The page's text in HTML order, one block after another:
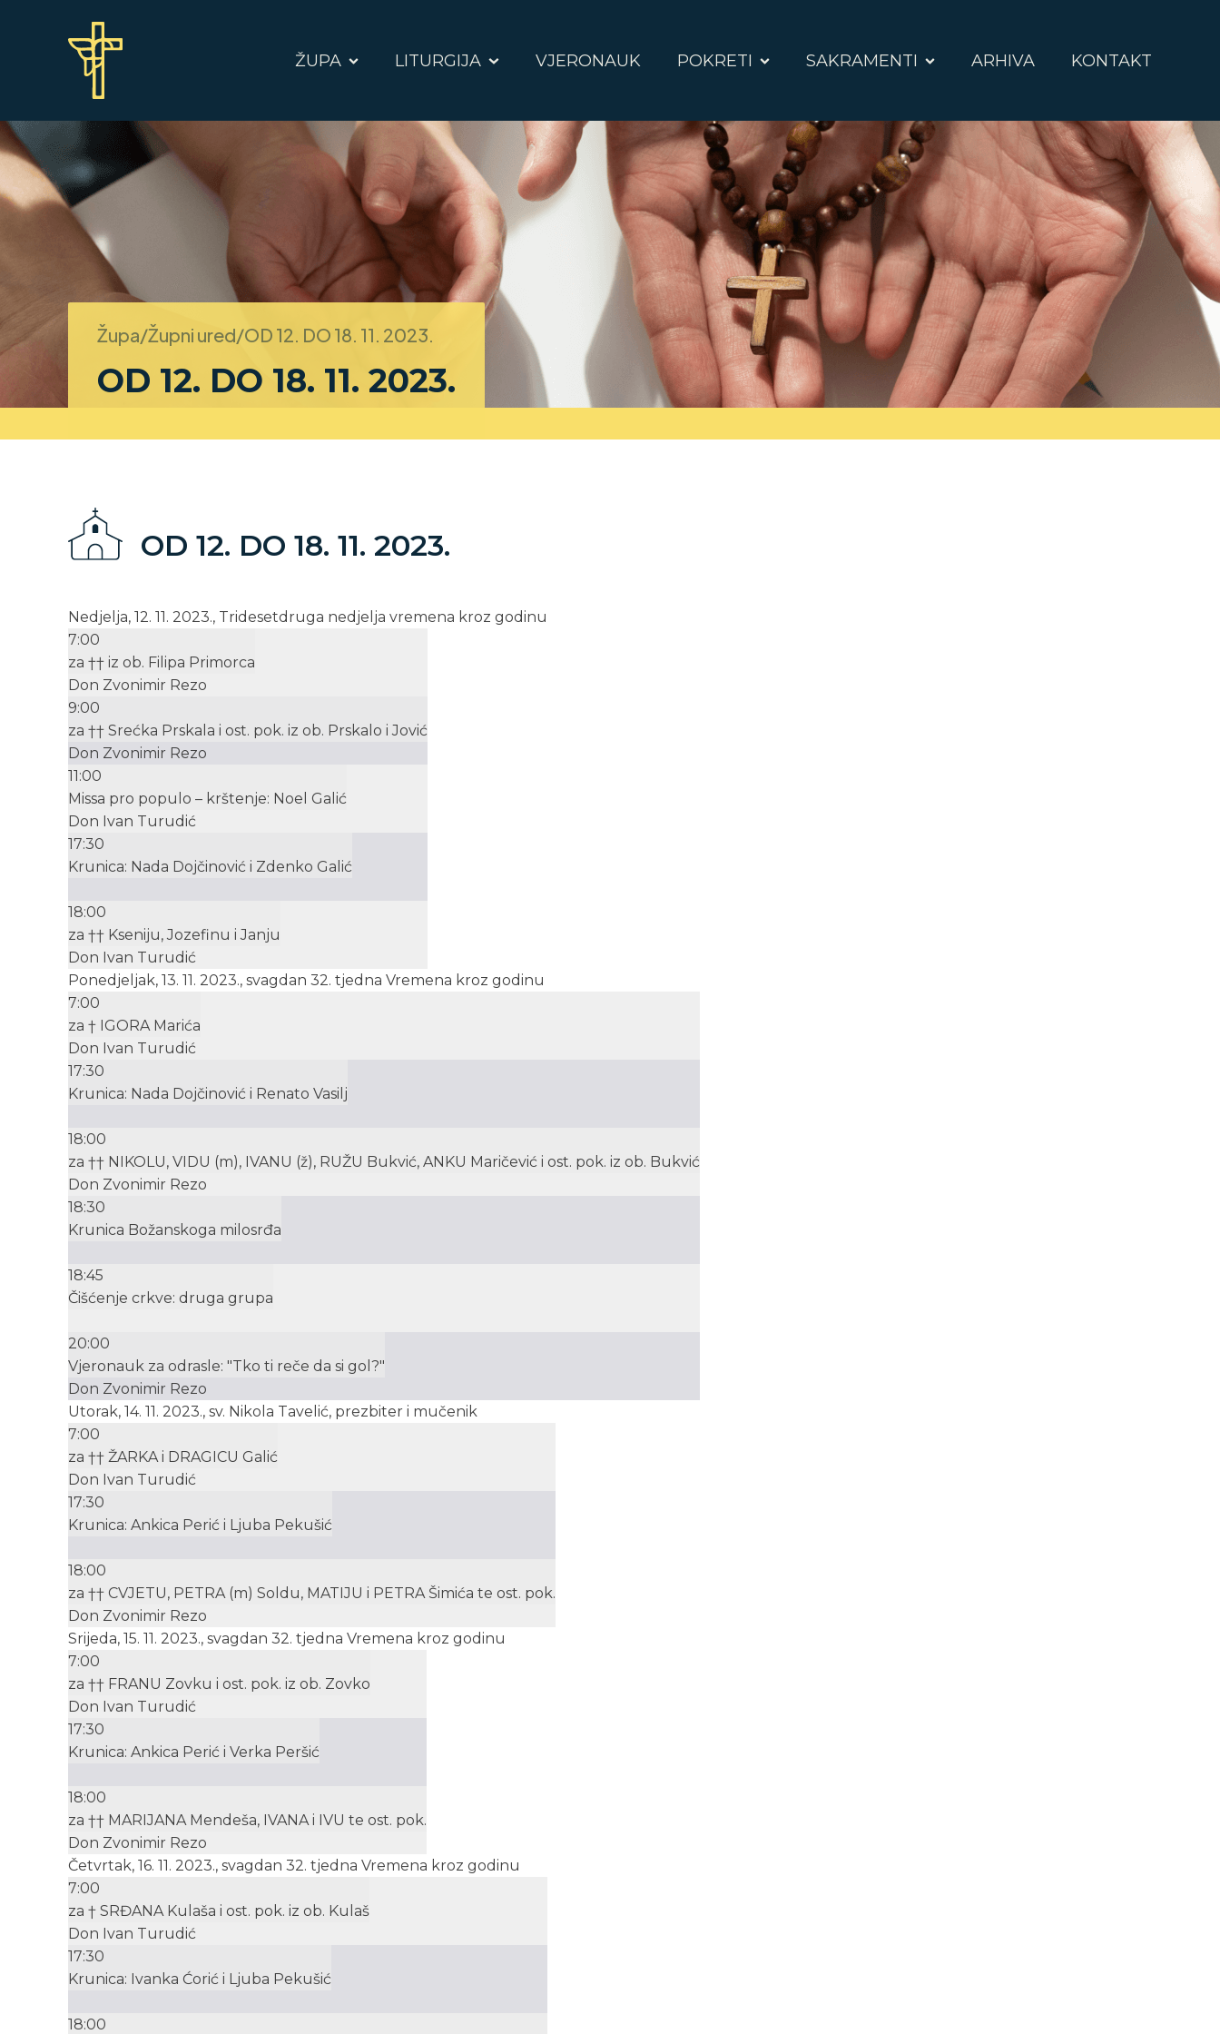
ŽUPA LITURGIJA VJERONAUK POKRETI SAKRAMENTI ARHIVA KONTAKT
Župa/Župni ured/OD 12. DO 18. 11. 2023.
OD 12. DO 18. 11. 2023.
OD 12. DO 18. 11. 2023.
Nedjelja, 12. 11. 2023., Tridesetdruga nedjelja vremena kroz godinu
7:00
za †† iz ob. Filipa Primorca
Don Zvonimir Rezo
9:00
za †† Srećka Prskala i ost. pok. iz ob. Prskalo i Jović
Don Zvonimir Rezo
11:00
Missa pro populo – krštenje: Noel Galić
Don Ivan Turudić
17:30
Krunica: Nada Dojčinović i Zdenko Galić
18:00
za †† Kseniju, Jozefinu i Janju
Don Ivan Turudić
Ponedjeljak, 13. 11. 2023., svagdan 32. tjedna Vremena kroz godinu
7:00
za † IGORA Marića
Don Ivan Turudić
17:30
Krunica: Nada Dojčinović i Renato Vasilj
18:00
za †† NIKOLU, VIDU (m), IVANU (ž), RUŽU Bukvić, ANKU Maričević i ost. pok. iz ob. Bukvić
Don Zvonimir Rezo
18:30
Krunica Božanskoga milosrđa
18:45
Čišćenje crkve: druga grupa
20:00
Vjeronauk za odrasle: "Tko ti reče da si gol?"
Don Zvonimir Rezo
Utorak, 14. 11. 2023., sv. Nikola Tavelić, prezbiter i mučenik
7:00
za †† ŽARKA i DRAGICU Galić
Don Ivan Turudić
17:30
Krunica: Ankica Perić i Ljuba Pekušić
18:00
za †† CVJETU, PETRA (m) Soldu, MATIJU i PETRA Šimića te ost. pok.
Don Zvonimir Rezo
Srijeda, 15. 11. 2023., svagdan 32. tjedna Vremena kroz godinu
7:00
za †† FRANU Zovku i ost. pok. iz ob. Zovko
Don Ivan Turudić
17:30
Krunica: Ankica Perić i Verka Peršić
18:00
za †† MARIJANA Mendeša, IVANA i IVU te ost. pok.
Don Zvonimir Rezo
Četvrtak, 16. 11. 2023., svagdan 32. tjedna Vremena kroz godinu
7:00
za † SRĐANA Kulaša i ost. pok. iz ob. Kulaš
Don Ivan Turudić
17:30
Krunica: Ivanka Ćorić i Ljuba Pekušić
18:00